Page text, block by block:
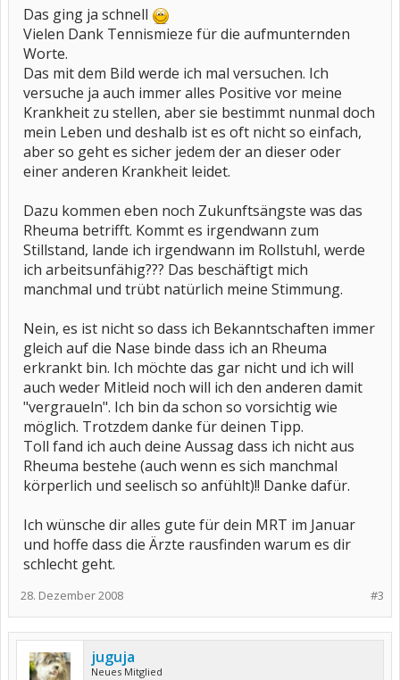
Das ging ja schnell
Vielen Dank Tennismieze für die aufmunternden
Worte.
Das mit dem Bild werde ich mal versuchen. Ich
versuche ja auch immer alles Positive vor meine
Krankheit zu stellen, aber sie bestimmt nunmal doch
mein Leben und deshalb ist es oft nicht so einfach,
aber so geht es sicher jedem der an dieser oder
einer anderen Krankheit leidet.
Dazu kommen eben noch Zukunftsängste was das
Rheuma betrifft. Kommt es irgendwann zum
Stillstand, lande ich irgendwann im Rollstuhl, werde
ich arbeitsunfähig??? Das beschäftigt mich
manchmal und trübt natürlich meine Stimmung.
Nein, es ist nicht so dass ich Bekanntschaften immer
gleich auf die Nase binde dass ich an Rheuma
erkrankt bin. Ich möchte das gar nicht und ich will
auch weder Mitleid noch will ich den anderen damit
"vergraueln". Ich bin da schon so vorsichtig wie
möglich. Trotzdem danke für deinen Tipp.
Toll fand ich auch deine Aussag dass ich nicht aus
Rheuma bestehe (auch wenn es sich manchmal
körperlich und seelisch so anfühlt)!! Danke dafür.
Ich wünsche dir alles gute für dein MRT im Januar
und hoffe dass die Ärzte rausfinden warum es dir
schlecht geht.
#3
28. Dezember 2008
juguja
Neues Mitglied